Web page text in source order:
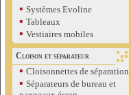
▪ Systèmes Evoline
▪ Tableaux
▪ Vestiaires mobiles
Cloison et séparateur
▪ Cloisonnettes de séparation
▪ Séparateurs de bureau et